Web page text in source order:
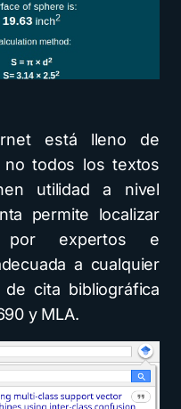
está lleno de
no todos los textos
utilidad a nivel
permite localizar
por expertos e
a cualquier
cita bibliográfica
y MLA.